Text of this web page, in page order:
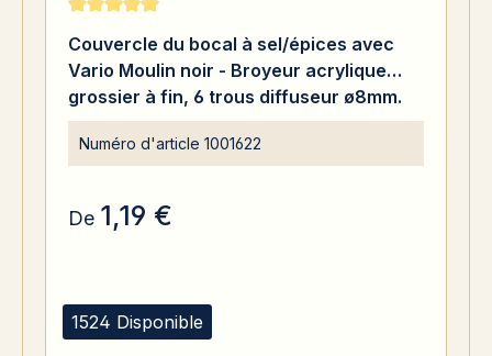
1524 Disponible
Note moyenne de 5 sur 5 étoiles
Couvercle du bocal à sel/épices avec
Vario Moulin noir - Broyeur acrylique
grossier à fin, 6 trous diffuseur ø8mm.
Filetage de 41mm. Couvercle Press-on.
Numéro d'article 1001622
De 1,19 €